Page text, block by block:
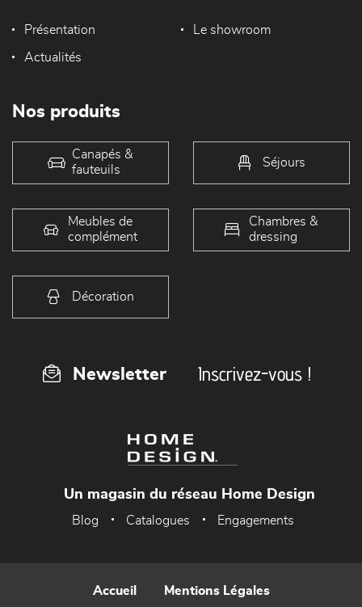
Présentation Le showroom
Actualités
Nos produits
Canapés &
fauteuils
Séjours
Meubles de
complément
Chambres &
dressing
Décoration
Newsletter Inscrivez-vous !
Un magasin du réseau Home Design
Blog Catalogues Engagements
Accueil Mentions Légales